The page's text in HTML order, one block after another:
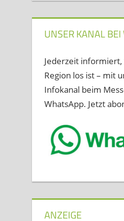
UNSER KANAL
Jederzeit informiert,
Region los ist – mit
Infokanal beim
WhatsApp. Jetzt
ANZEIGE